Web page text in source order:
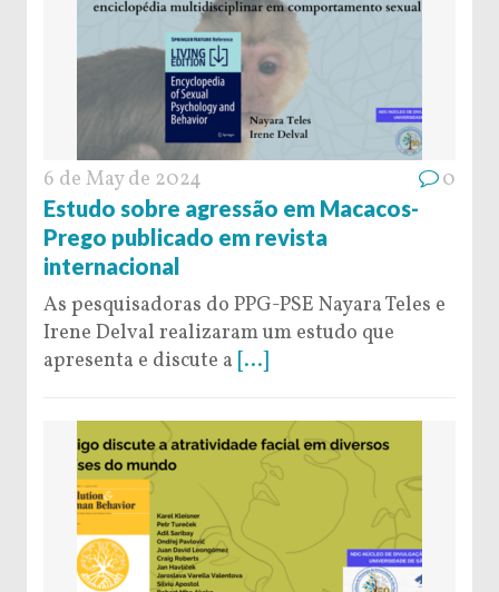
6 de May de 2024 0
Estudo sobre agressão em Macacos-
Prego publicado em revista
internacional
As pesquisadoras do PPG-PSE Nayara Teles e
Irene Delval realizaram um estudo que
apresenta e discute a [...]